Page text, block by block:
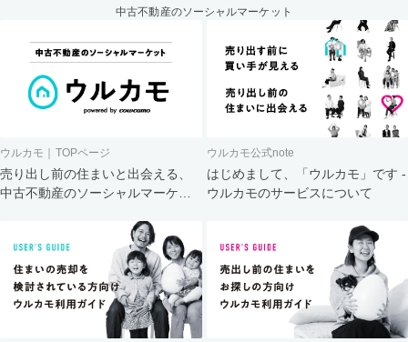
中古不動産のソーシャルマーケット
ウルカモ｜TOPページ
売り出し前の住まいと出会える、
中古不動産のソーシャルマーケッ
ウルカモ公式note
はじめまして、「ウルカモ」です -
ウルカモのサービスについて